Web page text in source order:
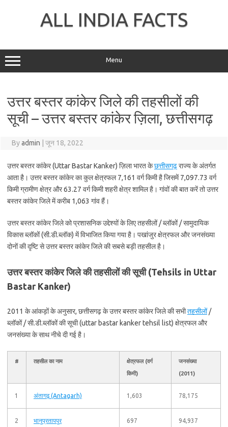
ALL INDIA FACTS
Menu
उत्तर बस्तर कांकेर जिले की तहसीलों की
सूची – उत्तर बस्तर कांकेर ज़िला, छत्तीसगढ़
Byadmin जून 18, 2022
उत्तर बस्तर कांकेर (Uttar Bastar Kanker) ज़िला भारत केछत्तीसगढ़राज्य के अंतर्गत
आता है। उत्तर बस्तर कांकेर का कुल क्षेत्रफल 7,161 वर्ग किमी है जिसमें 7,097.73 वर्ग
किमी ग्रामीण क्षेत्र और 63.27 वर्ग किमी शहरी क्षेत्र शामिल है। गांवों की बात करें तो उत्तर
बस्तर कांकेर जिले में करीब 1,063 गांव हैं।
उत्तर बस्तर कांकेर जिले को प्रशासनिक उद्देश्यों के लिए तहसीलों / ब्लॉकों / सामुदायिक
विकास ब्लॉकों (सी.डी.ब्लॉक) में विभाजित किया गया है। पखांजुर क्षेत्रफल और जनसंख्या
दोनों की दृष्टि से उत्तर बस्तर कांकेर जिले की सबसे बड़ी तहसील है।
उत्तर बस्तर कांकेर जिले की तहसीलों की सूची (Tehsils in Uttar
Bastar Kanker)
2011 के आंकड़ों के अनुसार, छत्तीसगढ़ के उत्तर बस्तर कांकेर जिले की सभीतहसीलों/
ब्लॉकों / सी.डी.ब्लॉकों की सूची (uttar bastar kanker tehsil list) क्षेत्रफल और
जनसंख्या के साथ नीचे दी गई है।
# तहसील का नाम
क्षेत्रफल (वर्ग
किमी)
जनसंख्या
(2011)
1 अंतागढ़ (Antagarh) 1,603 78,175
2
भानुप्रतापपुर
697 94,937